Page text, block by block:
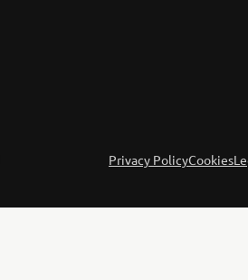
Privacy PolicyCookies